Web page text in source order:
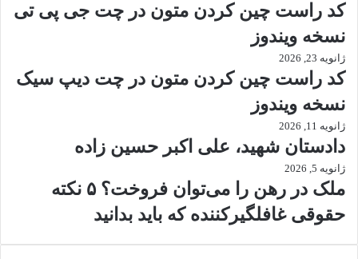
کد راست چین کردن متون در چت جی پی تی
نسخه ویندوز
ژانویه 23, 2026
کد راست چین کردن متون در چت دیپ سیک
نسخه ویندوز
ژانویه 11, 2026
دادستان شهید، علی اکبر حسین زاده
ژانویه 5, 2026
ملک در رهن را می‌توان فروخت؟ ۵ نکته
حقوقی غافلگیرکننده که باید بدانید